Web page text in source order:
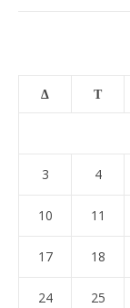
Δ Τ
3 4
10 11
17 18
24 25